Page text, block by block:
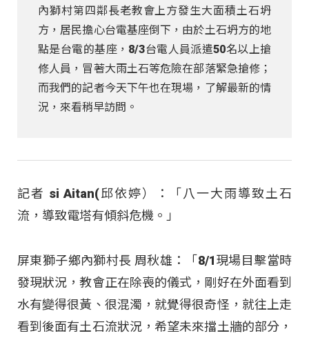
內獅村第四鄰長老教會上方發生大面積土石坍
方，居民擔心台電基座倒下，由於土石坍方的地
點是台電的基座，8/3台電人員派遣50名以上搶
修人員，冒著大雨土石等危險在部落緊急搶修；
而我們的記者今天下午也在現場，了解最新的情
況，來看稍早訪問。
記者 si Aitan(邱依婷）：「八一大雨導致土石
流，導致電塔有傾斜危機。」
屏東獅子鄉內獅村長 周秋雄：「8/1現場目擊當時
發現狀況，教會正在除喪的儀式，剛好在外面看到
水有變得很黃、很混濁，就覺得很奇怪，就往上走
看到後面有土石流狀況，希望未來擋土牆的部分，